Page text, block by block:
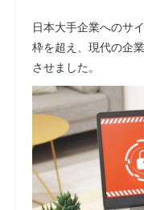
日本大手企業へのサ
枠を超え、現代の企
させました。